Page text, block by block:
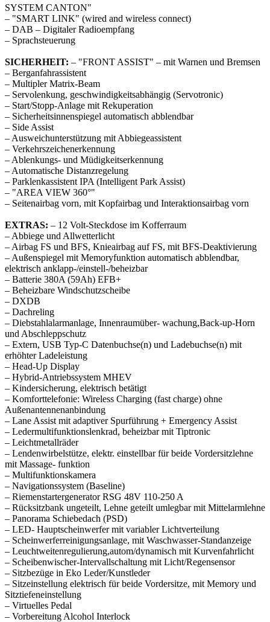
SYSTEM CANTON"
– "SMART LINK" (wired and wireless connect)
– DAB – Digitaler Radioempfang
– Sprachsteuerung
SICHERHEIT: – "FRONT ASSIST" – mit Warnen und Bremsen
– Berganfahrassistent
– Multipler Matrix-Beam
– Servolenkung, geschwindigkeitsabhängig (Servotronic)
– Start/Stopp-Anlage mit Rekuperation
– Sicherheitsinnenspiegel automatisch abblendbar
– Side Assist
– Ausweichunterstützung mit Abbiegeassistent
– Verkehrszeichenerkennung
– Ablenkungs- und Müdigkeitserkennung
– Automatische Distanzregelung
– Parklenkassistent IPA (Intelligent Park Assist)
– "AREA VIEW 360°"
– Seitenairbag vorn, mit Kopfairbag und Interaktionsairbag vorn
EXTRAS: – 12 Volt-Steckdose im Kofferraum
– Abbiege und Allwetterlicht
– Airbag FS und BFS, Knieairbag auf FS, mit BFS-Deaktivierung
– Außenspiegel mit Memoryfunktion automatisch abblendbar,
elektrisch anklapp-/einstell-/beheizbar
– Batterie 380A (59Ah) EFB+
– Beheizbare Windschutzscheibe
– DXDB
– Dachreling
– Diebstahlalarmanlage, Innenraumüber- wachung,Back-up-Horn
und Abschleppschutz
– Extern, USB Typ-C Datenbuchse(n) und Ladebuchse(n) mit
erhöhter Ladeleistung
– Head-Up Display
– Hybrid-Antriebssystem MHEV
– Kindersicherung, elektrisch betätigt
– Komforttelefonie: Wireless Charging (fast charge) ohne
Außenantennenanbindung
– Lane Assist mit adaptiver Spurführung + Emergency Assist
– Ledermultifunktionslenkrad, beheizbar mit Tiptronic
– Leichtmetallräder
– Lendenwirbelstütze, elektr. einstellbar für beide Vordersitzlehne
mit Massage- funktion
– Multifunktionskamera
– Navigationssystem (Baseline)
– Riemenstartergenerator RSG 48V 110-250 A
– Rücksitzbank ungeteilt, Lehne geteilt umlegbar mit Mittelarmlehne
– Panorama Schiebedach (PSD)
– LED- Hauptscheinwerfer mit variabler Lichtverteilung
– Scheinwerferreinigungsanlage, mit Waschwasser-Standanzeige
– Leuchtweitenregulierung,autom/dynamisch mit Kurvenfahrlicht
– Scheibenwischer-Intervallschaltung mit Licht/Regensensor
– Sitzbezüge in Eko Leder/Kunstleder
– Sitzeinstellung elektrisch für beide Vordersitze, mit Memory und
Sitztiefeneinstellung
– Virtuelles Pedal
– Vorbereitung Alcohol Interlock